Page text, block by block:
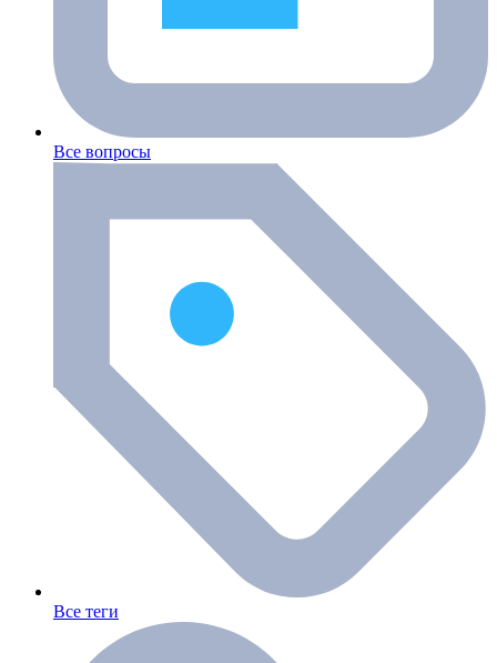
Все вопросы
Все теги